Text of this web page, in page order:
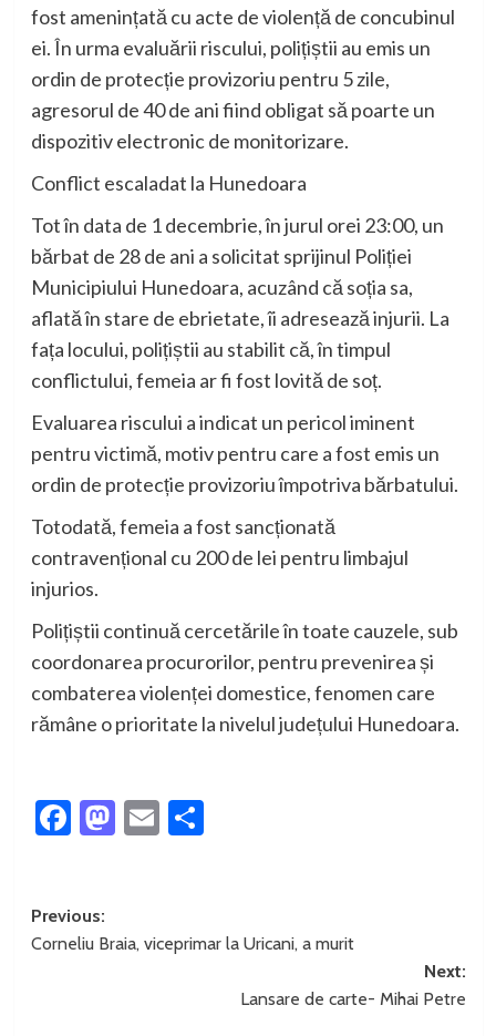
fost amenințată cu acte de violență de concubinul
ei. În urma evaluării riscului, polițiștii au emis un
ordin de protecție provizoriu pentru 5 zile,
agresorul de 40 de ani fiind obligat să poarte un
dispozitiv electronic de monitorizare.
Conflict escaladat la Hunedoara
Tot în data de 1 decembrie, în jurul orei 23:00, un
bărbat de 28 de ani a solicitat sprijinul Poliției
Municipiului Hunedoara, acuzând că soția sa,
aflată în stare de ebrietate, îi adresează injurii. La
fața locului, polițiștii au stabilit că, în timpul
conflictului, femeia ar fi fost lovită de soț.
Evaluarea riscului a indicat un pericol iminent
pentru victimă, motiv pentru care a fost emis un
ordin de protecție provizoriu împotriva bărbatului.
Totodată, femeia a fost sancționată
contravențional cu 200 de lei pentru limbajul
injurios.
Polițiștii continuă cercetările în toate cauzele, sub
coordonarea procurorilor, pentru prevenirea și
combaterea violenței domestice, fenomen care
rămâne o prioritate la nivelul județului Hunedoara.
Facebook
Mastodon
EmailPartajează
Post
navigation
Previous:
Corneliu Braia, viceprimar la Uricani, a murit
Next:
Lansare de carte- Mihai Petre